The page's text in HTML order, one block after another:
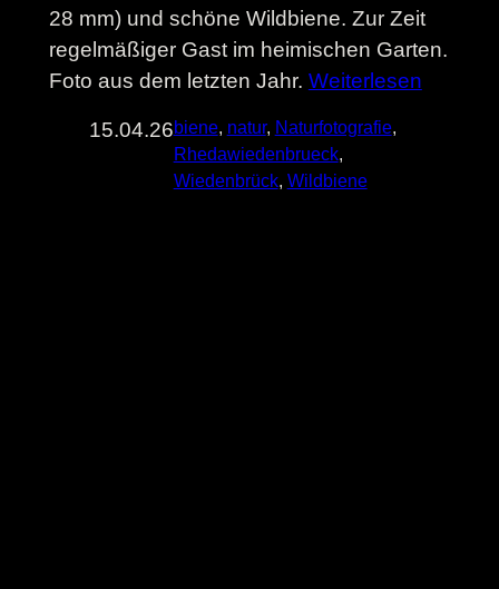
28 mm) und schöne Wildbiene. Zur Zeit
regelmäßiger Gast im heimischen Garten.
Foto aus dem letzten Jahr. Weiterlesen
15.04.26biene, natur, Naturfotografie
Rhedawiedenbrueck
Wiedenbrück, Wildbiene